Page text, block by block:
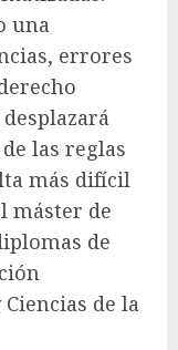
una
errores
las reglas
más difícil
máster de
de
de la